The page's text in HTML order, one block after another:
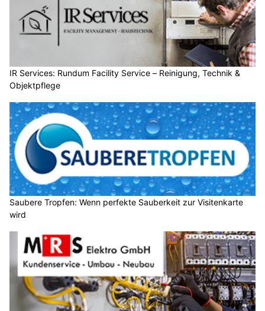
IR Services: Rundum Facility Service – Reinigung, Technik &
Objektpflege
Saubere Tropfen: Wenn perfekte Sauberkeit zur Visitenkarte
wird